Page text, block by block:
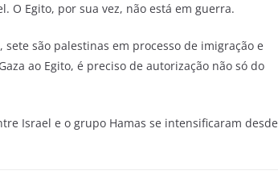
O Egito, por sua vez, não está em guerra.
são palestinas em processo de imigração e
ao Egito, é preciso de autorização não só do
Israel e o grupo Hamas se intensificaram desde